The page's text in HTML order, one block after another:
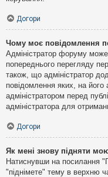
Догори
Чому моє повідомлення
Адміністратор форуму
попереднього перегляду
також, що адміністратор
повідомлення яких, на його
адміністратором перед
адміністратора для
Догори
Як мені знову підняти
Натиснувши на посилання
"піднімете" тему в верхню